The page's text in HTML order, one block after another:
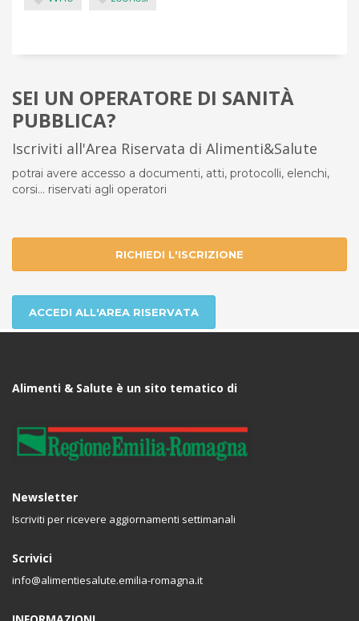
SEI UN OPERATORE DI SANITÀ
PUBBLICA?
Iscriviti all'Area Riservata di Alimenti&Salute
potrai avere accesso a documenti, atti, protocolli, elenchi,
corsi... riservati agli operatori
RICHIEDI L'ISCRIZIONE
ACCEDI ALL'AREA RISERVATA
Alimenti & Salute è un sito tematico di
Newsletter
Iscriviti per ricevere aggiornamenti settimanali
Scrivici
info@alimentiesalute.emilia-romagna.it